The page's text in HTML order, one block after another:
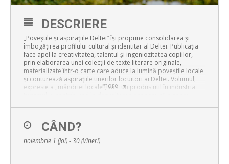
more
DESCRIERE
„Poveștile și aspirațiile Deltei” își propune consolidarea și
îmbogățirea profilului cultural și identitar al Deltei. Publicația
face apel la creativitatea, talentul și ingeniozitatea copiilor,
prin elaborarea unei colecții de texte literare originale,
materializate într-o carte care aduce la lumină poveștile locale
și conturează aspirațiile tinerilor locuitori ai Deltei. Volumul,
expresie a „mândriei locale”, va fi un produs util în industria
Pentru data exactă a lansării volumului „Poveștile și aspirațiile
Deltei”, vă rugăm să consultați
CÂND?
noiembrie 1 (Joi) - 30 (Vineri)